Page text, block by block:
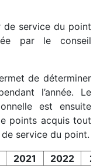
de service du point
par le conseil
de déterminer
l’année. Le
est ensuite
points acquis tout
service du point.
2021 2022